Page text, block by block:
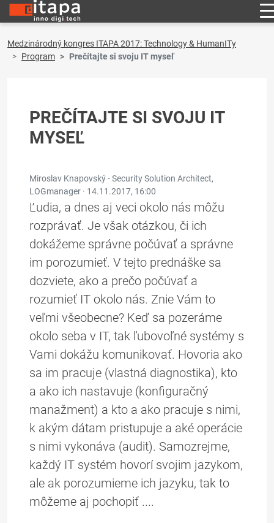
Medzinárodný kongres ITAPA 2017: Technology & HumanITy
Program
Prečítajte si svoju IT myseľ
PREČÍTAJTE SI SVOJU IT
MYSEĽ
Miroslav Knapovský - Security Solution Architect,
LOGmanager · 14.11.2017, 16:00
Ľudia, a dnes aj veci okolo nás môžu
rozprávať. Je však otázkou, či ich
dokážeme správne počúvať a správne
im porozumieť. V tejto prednáške sa
dozviete, ako a prečo počúvať a
rozumieť IT okolo nás. Znie Vám to
veľmi všeobecne? Keď sa pozeráme
okolo seba v IT, tak ľubovoľné systémy s
Vami dokážu komunikovať. Hovoria ako
sa im pracuje (vlastná diagnostika), kto
a ako ich nastavuje (konfiguračný
manažment) a kto a ako pracuje s nimi,
k akým dátam pristupuje a aké operácie
s nimi vykonáva (audit). Samozrejme,
každý IT systém hovorí svojim jazykom,
ale ak porozumieme ich jazyku, tak to
môžeme aj pochopiť ....